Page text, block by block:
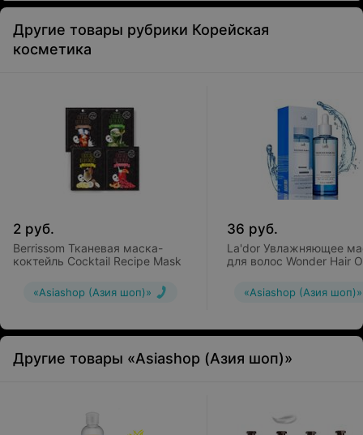
чистые руки.
Другие товары рубрики Корейская
косметика
2 руб.
Berrissom Тканевая маска-
коктейль Cocktail Recipe Mask
«Asiashop (Азия шоп)»
36 руб.
La'dor Увлажняющее
для волос Wonder Hair
«Asiashop (Азия шоп)»
Другие товары «Asiashop (Азия шоп)»